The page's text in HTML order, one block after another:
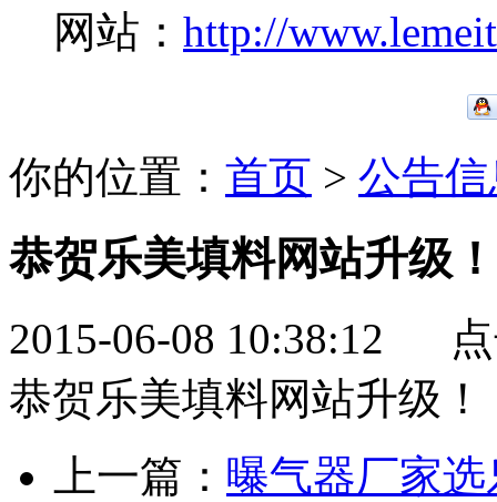
网站： http://
你的位置： 首页 > 公告
恭贺乐美填料网站升级！
2015-06-08 10:38:12
恭贺乐美填料网站升级！
上一篇： 曝气器厂家选